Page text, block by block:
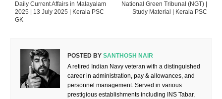
National Green Tribunal (NGT) |
Study Material | Kerala PSC
Daily Current Affairs in Malayalam
2025 | 13 July 2025 | Kerala PSC
GK
POSTED BY SANTHOSH NAIR
A retired Indian Navy veteran with a distinguished
career in administration, pay & allowances, and
personnel management. Served in various
prestigious establishments including INS Tabar,